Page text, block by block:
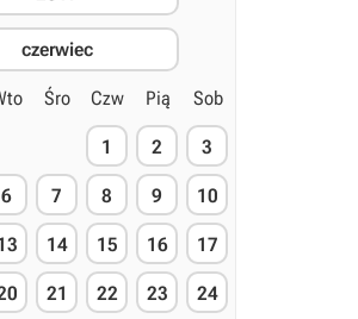
czerwiec
Śro Czw Pią Sob
1 2 3
6 7 8 9 10
14 15 16 17
21 22 23 24